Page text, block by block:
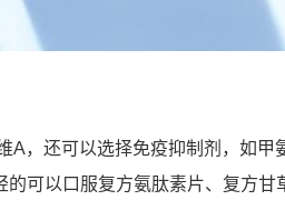
A，还可以选择免疫抑制剂，如甲
可以口服复方氨肽素片、复方甘